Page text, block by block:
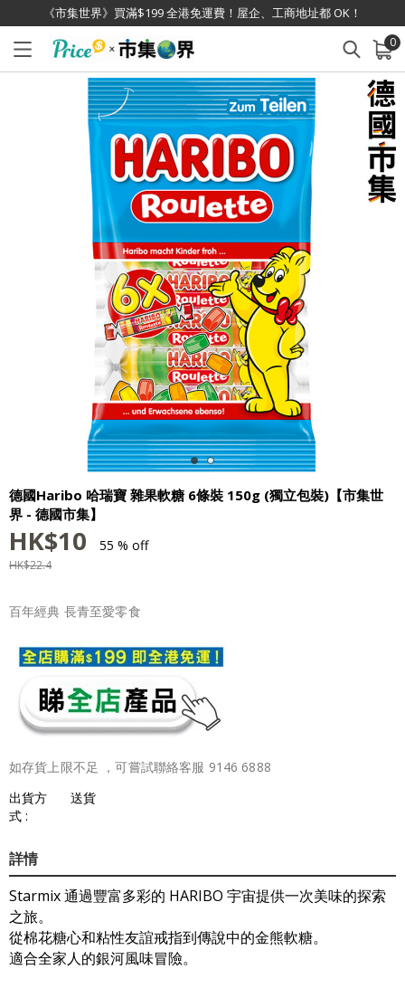
《市集世界》買滿$199 全港免運費！屋企、工商地址都 OK！
0
已加入購物車 查看
德國Haribo 哈瑞寶 雜果軟糖 6條裝 150g (獨立包裝)【市集世
界 - 德國市集】
HK$10 55 % off
HK$22.4
百年經典 長青至愛零食
如存貨上限不足 ，可嘗試聯絡客服 9146 6888
出貨方
式 :
送貨
詳情
Starmix 通過豐富多彩的 HARIBO 宇宙提供一次美味的探索
之旅。
從棉花糖心和粘性友誼戒指到傳說中的金熊軟糖。
適合全家人的銀河風味冒險。